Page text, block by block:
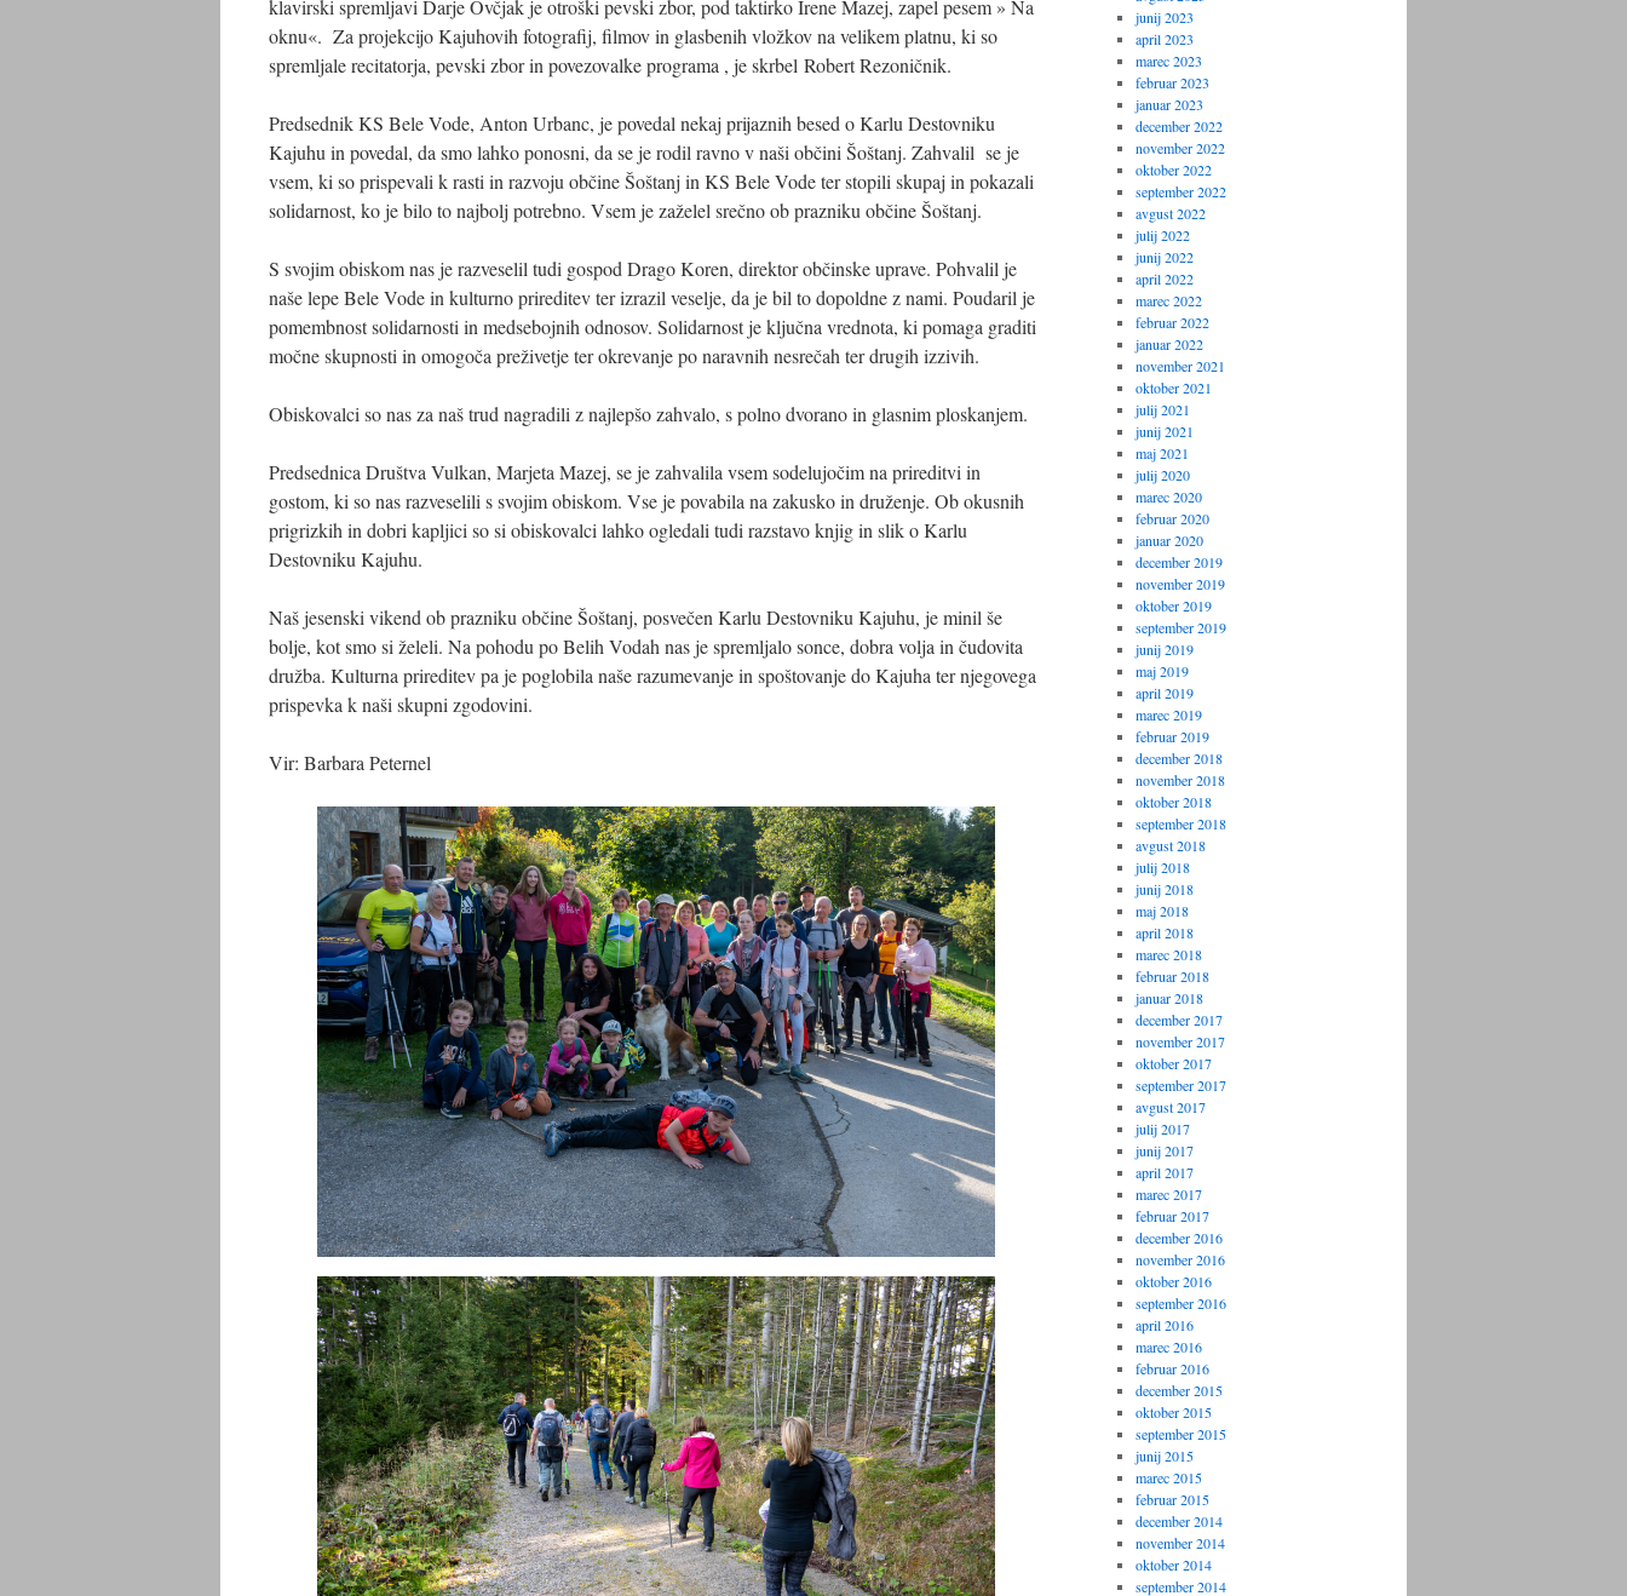
klavirski spremljavi Darje Ovčjak je otroški pevski zbor, pod taktirko Irene Mazej, zapel pesem » Na
oknu«. Za projekcijo Kajuhovih fotografij, filmov in glasbenih vložkov na velikem platnu, ki so
spremljale recitatorja, pevski zbor in povezovalke programa , je skrbel Robert Rezoničnik.
Predsednik KS Bele Vode, Anton Urbanc, je povedal nekaj prijaznih besed o Karlu Destovniku
Kajuhu in povedal, da smo lahko ponosni, da se je rodil ravno v naši občini Šoštanj. Zahvalil se je
vsem, ki so prispevali k rasti in razvoju občine Šoštanj in KS Bele Vode ter stopili skupaj in pokazali
solidarnost, ko je bilo to najbolj potrebno. Vsem je zaželel srečno ob prazniku občine Šoštanj.
S svojim obiskom nas je razveselil tudi gospod Drago Koren, direktor občinske uprave. Pohvalil je
naše lepe Bele Vode in kulturno prireditev ter izrazil veselje, da je bil to dopoldne z nami. Poudaril je
pomembnost solidarnosti in medsebojnih odnosov. Solidarnost je ključna vrednota, ki pomaga graditi
močne skupnosti in omogoča preživetje ter okrevanje po naravnih nesrečah ter drugih izzivih.
Obiskovalci so nas za naš trud nagradili z najlepšo zahvalo, s polno dvorano in glasnim ploskanjem.
Predsednica Društva Vulkan, Marjeta Mazej, se je zahvalila vsem sodelujočim na prireditvi in
gostom, ki so nas razveselili s svojim obiskom. Vse je povabila na zakusko in druženje. Ob okusnih
prigrizkih in dobri kapljici so si obiskovalci lahko ogledali tudi razstavo knjig in slik o Karlu
Destovniku Kajuhu.
Naš jesenski vikend ob prazniku občine Šoštanj, posvečen Karlu Destovniku Kajuhu, je minil še
bolje, kot smo si želeli. Na pohodu po Belih Vodah nas je spremljalo sonce, dobra volja in čudovita
družba. Kulturna prireditev pa je poglobila naše razumevanje in spoštovanje do Kajuha ter njegovega
prispevka k naši skupni zgodovini.
Vir: Barbara Peternel
junij 2023
april 2023
marec 2023
februar 2023
januar 2023
december 2022
november 2022
oktober 2022
september 2022
avgust 2022
julij 2022
junij 2022
april 2022
marec 2022
februar 2022
januar 2022
november 2021
oktober 2021
julij 2021
junij 2021
maj 2021
julij 2020
marec 2020
februar 2020
januar 2020
december 2019
november 2019
oktober 2019
september 2019
junij 2019
maj 2019
april 2019
marec 2019
februar 2019
december 2018
november 2018
oktober 2018
september 2018
avgust 2018
julij 2018
junij 2018
maj 2018
april 2018
marec 2018
februar 2018
januar 2018
december 2017
november 2017
oktober 2017
september 2017
avgust 2017
julij 2017
junij 2017
april 2017
marec 2017
februar 2017
december 2016
november 2016
oktober 2016
september 2016
april 2016
marec 2016
februar 2016
december 2015
oktober 2015
september 2015
junij 2015
marec 2015
februar 2015
december 2014
november 2014
oktober 2014
september 2014